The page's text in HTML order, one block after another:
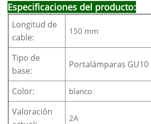
Especificaciones del producto:
Longitud de
cable:
150 mm
Tipo de
base:
Portalámparas GU10
Color: blanco
Valoración
2A